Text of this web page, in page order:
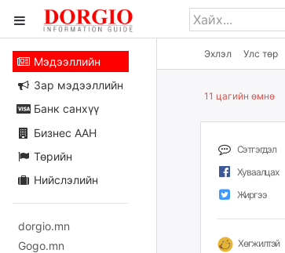
Эхлэл Улс төр
Мэдээллийн
Зар мэдээллийн
Банк санхүү
Бизнес ААН
Төрийн
Нийслэлийн
dorgio.mn
Gogo.mn
11 цагийн өмнө
Сэтгэгдэл
Хуваалцах
Жиргээ
Хөгжилтэй